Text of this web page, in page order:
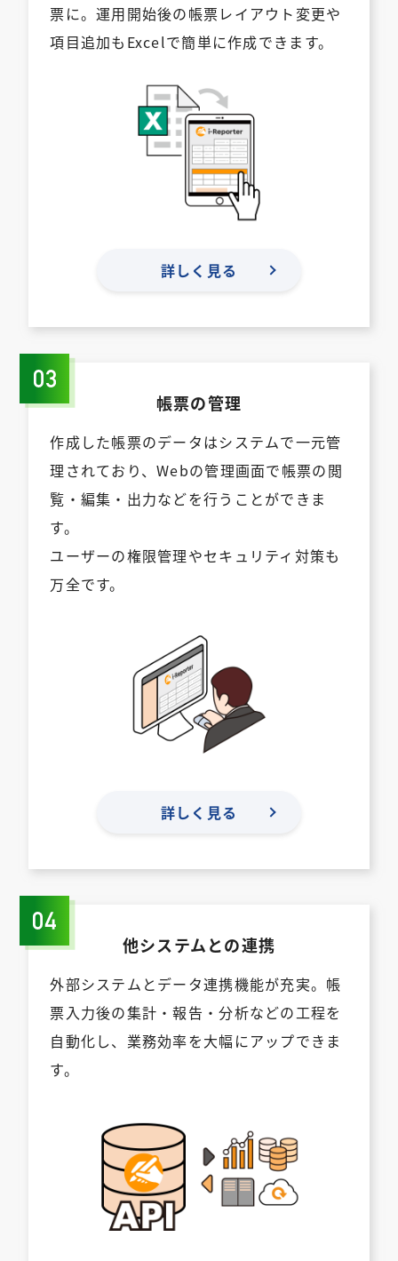
票に。運⽤開始後の帳票レイアウト変更や
項⽬追加もExcelで簡単に作成できます。
詳しく見る
帳票の管理
作成した帳票のデータはシステムで一元管
理されており、Webの管理画面で帳票の閲
覧・編集・出力などを行うことができま
す。
ユーザーの権限管理やセキュリティ対策も
万全です。
詳しく見る
他システムとの連携
外部システムとデータ連携機能が充実。帳
票入力後の集計・報告・分析などの工程を
自動化し、業務効率を大幅にアップできま
す。